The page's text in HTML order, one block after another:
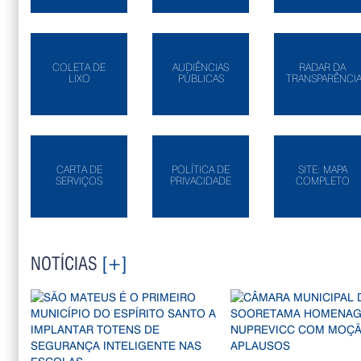
COLETA DE
LIXO
AUDIÊNCIAS
PÚBLICAS
RADAR DA
CARTA DE
SERVIÇOS
POLÍTICA DE
PRIVACIDADE
SITE: MAPA
COMPLETO
NOTÍCIAS [+]